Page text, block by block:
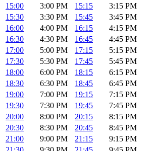
15:00
3:00 PM 15:15
3:15 PM
15:30
3:30 PM 15:45
3:45 PM
16:00
4:00 PM 16:15
4:15 PM
16:30
4:30 PM 16:45
4:45 PM
17:00
5:00 PM 17:15
5:15 PM
17:30
5:30 PM 17:45
5:45 PM
18:00
6:00 PM 18:15
6:15 PM
18:30
6:30 PM 18:45
6:45 PM
19:00
7:00 PM 19:15
7:15 PM
19:30
7:30 PM 19:45
7:45 PM
20:00
8:00 PM 20:15
8:15 PM
20:30
8:30 PM 20:45
8:45 PM
21:00
9:00 PM 21:15
9:15 PM